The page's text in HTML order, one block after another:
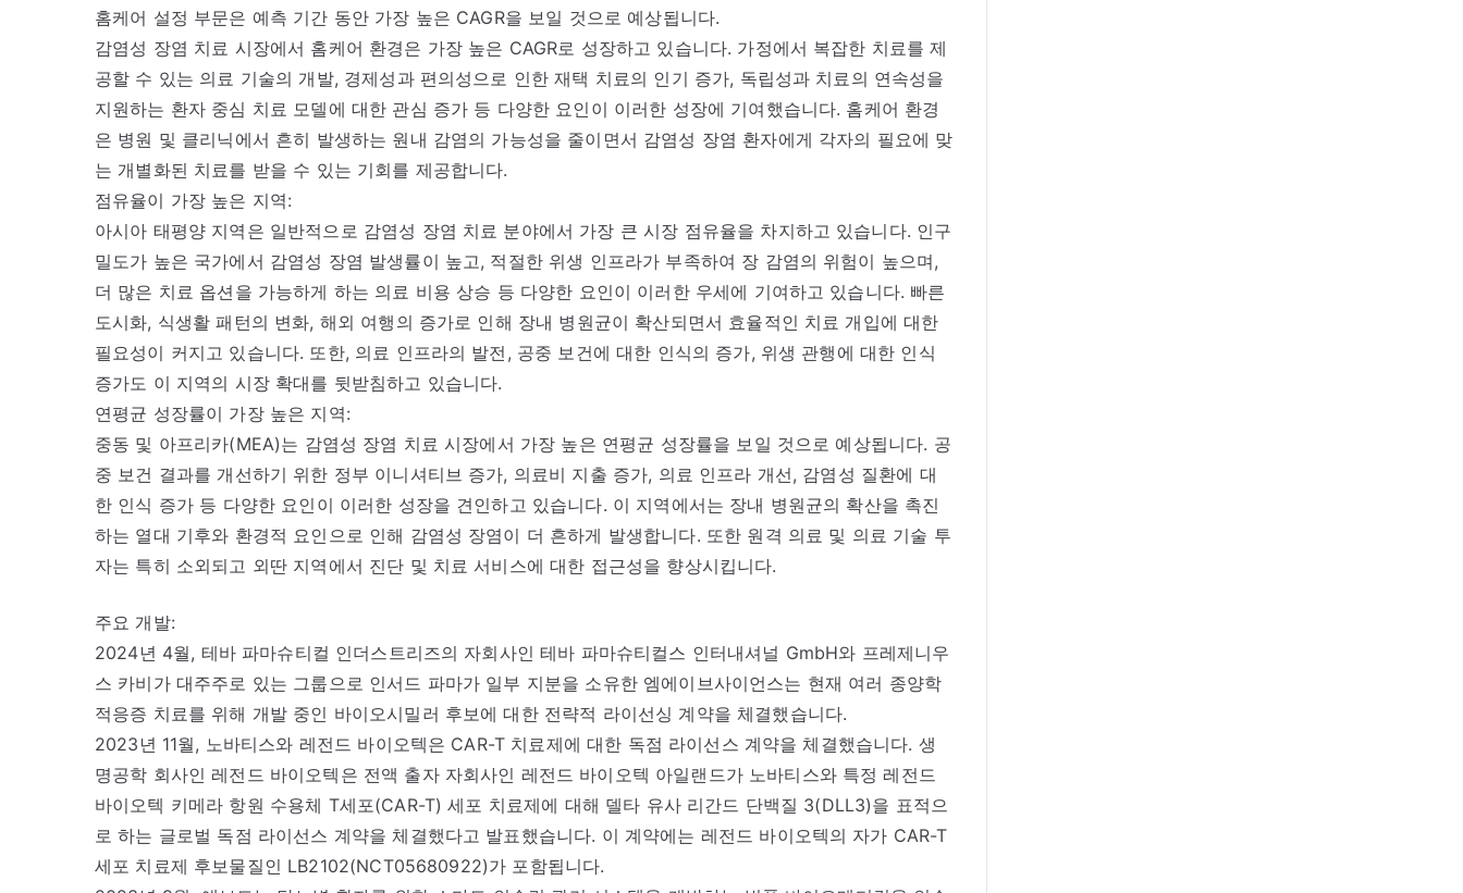
홈케어 설정 부문은 예측 기간 동안 가장 높은 CAGR을 보일 것으로 예상됩니다.
감염성 장염 치료 시장에서 홈케어 환경은 가장 높은 CAGR로 성장하고 있습니다. 가정에서 복잡한 치료를 제
공할 수 있는 의료 기술의 개발, 경제성과 편의성으로 인한 재택 치료의 인기 증가, 독립성과 치료의 연속성을
지원하는 환자 중심 치료 모델에 대한 관심 증가 등 다양한 요인이 이러한 성장에 기여했습니다. 홈케어 환경
은 병원 및 클리닉에서 흔히 발생하는 원내 감염의 가능성을 줄이면서 감염성 장염 환자에게 각자의 필요에 맞
는 개별화된 치료를 받을 수 있는 기회를 제공합니다.
점유율이 가장 높은 지역:
아시아 태평양 지역은 일반적으로 감염성 장염 치료 분야에서 가장 큰 시장 점유율을 차지하고 있습니다. 인구
밀도가 높은 국가에서 감염성 장염 발생률이 높고, 적절한 위생 인프라가 부족하여 장 감염의 위험이 높으며,
더 많은 치료 옵션을 가능하게 하는 의료 비용 상승 등 다양한 요인이 이러한 우세에 기여하고 있습니다. 빠른
도시화, 식생활 패턴의 변화, 해외 여행의 증가로 인해 장내 병원균이 확산되면서 효율적인 치료 개입에 대한
필요성이 커지고 있습니다. 또한, 의료 인프라의 발전, 공중 보건에 대한 인식의 증가, 위생 관행에 대한 인식
증가도 이 지역의 시장 확대를 뒷받침하고 있습니다.
연평균 성장률이 가장 높은 지역:
중동 및 아프리카(MEA)는 감염성 장염 치료 시장에서 가장 높은 연평균 성장률을 보일 것으로 예상됩니다. 공
중 보건 결과를 개선하기 위한 정부 이니셔티브 증가, 의료비 지출 증가, 의료 인프라 개선, 감염성 질환에 대
한 인식 증가 등 다양한 요인이 이러한 성장을 견인하고 있습니다. 이 지역에서는 장내 병원균의 확산을 촉진
하는 열대 기후와 환경적 요인으로 인해 감염성 장염이 더 흔하게 발생합니다. 또한 원격 의료 및 의료 기술 투
자는 특히 소외되고 외딴 지역에서 진단 및 치료 서비스에 대한 접근성을 향상시킵니다.
주요 개발:
2024년 4월, 테바 파마슈티컬 인더스트리즈의 자회사인 테바 파마슈티컬스 인터내셔널 GmbH와 프레제니우
스 카비가 대주주로 있는 그룹으로 인서드 파마가 일부 지분을 소유한 엠에이브사이언스는 현재 여러 종양학
적응증 치료를 위해 개발 중인 바이오시밀러 후보에 대한 전략적 라이선싱 계약을 체결했습니다.
2023년 11월, 노바티스와 레전드 바이오텍은 CAR-T 치료제에 대한 독점 라이선스 계약을 체결했습니다. 생
명공학 회사인 레전드 바이오텍은 전액 출자 자회사인 레전드 바이오텍 아일랜드가 노바티스와 특정 레전드
바이오텍 키메라 항원 수용체 T세포(CAR-T) 세포 치료제에 대해 델타 유사 리간드 단백질 3(DLL3)을 표적으
로 하는 글로벌 독점 라이선스 계약을 체결했다고 발표했습니다. 이 계약에는 레전드 바이오텍의 자가 CAR-T
세포 치료제 후보물질인 LB2102(NCT05680922)가 포함됩니다.